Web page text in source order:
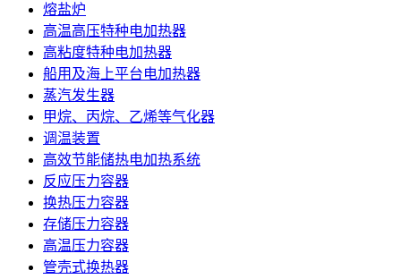
熔盐炉
高温高压特种电加热器
高粘度特种电加热器
船用及海上平台电加热器
蒸汽发生器
甲烷、丙烷、乙烯等气化器
调温装置
高效节能储热电加热系统
反应压力容器
换热压力容器
存储压力容器
高温压力容器
管壳式换热器